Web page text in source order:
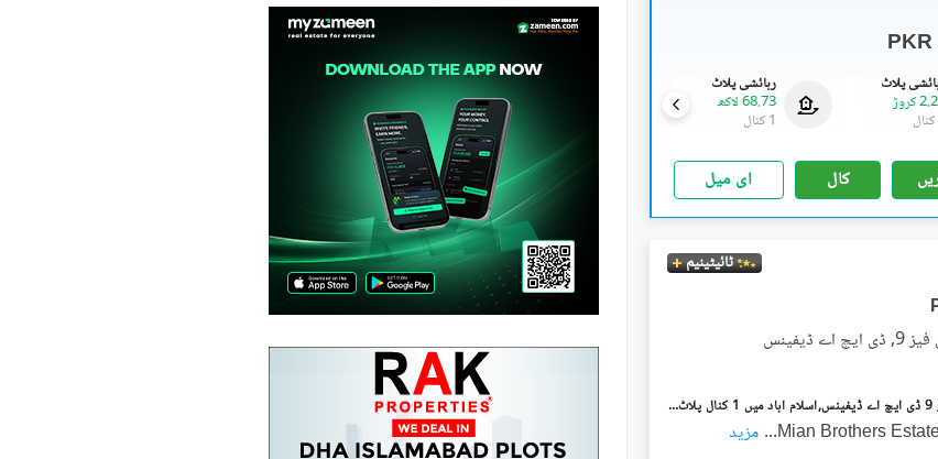
PKR
رہائشی پلاٹ
2.29 کروڑ
4 کنال
رہائشی پلاٹ
68.73 لاکھ
1 کنال
پلاٹ
کروڑ
کال ای میل
ٹائیٹینیم
ڈی ایچ اے ڈیفنس فیز 9 ڈی ایچ اے ڈیفینس,اسلام آباد میں 1 کنال پلاٹ فائل 60.0 لاکھ میں برائے فروخت۔
Mian Brothers
... مزید